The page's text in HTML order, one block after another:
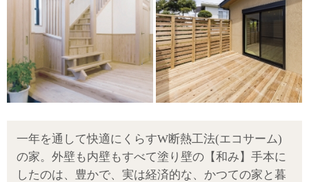
一年を通して快適にくらすW断熱工法(エコサーム)
の家。外壁も内壁もすべて塗り壁の【和み】手本に
したのは、豊かで、実は経済的な、かつての家と暮